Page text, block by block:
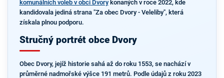
komunálních voleb v obci Dvorykonaných v roce 2022, kde
kandidovala jediná strana "Za obec Dvory - Veleliby", která
získala plnou podporu.
Stručný portrét obce Dvory
Obec Dvory, jejíž historie sahá až do roku 1553, se nachází v
průměrné nadmořské výšce 191 metrů. Podle údajů z roku 2023